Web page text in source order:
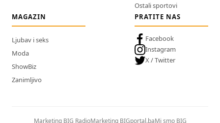
Ostali sportovi
MAGAZIN
Ljubav i seks
Moda
ShowBiz
Zanimljivo
PRATITE NAS
Facebook
Instagram
X / Twitter
Marketing BIG RadioMarketing BIGportal.baMi smo BIG